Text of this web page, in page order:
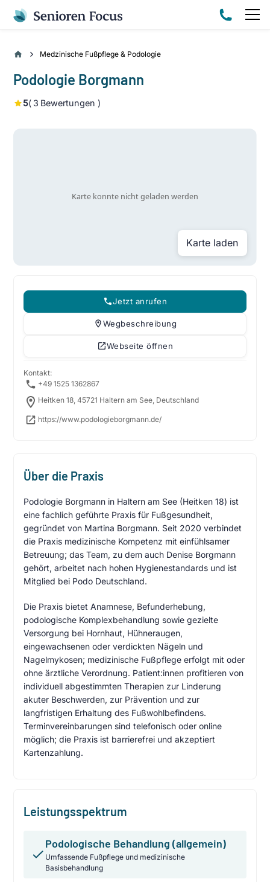
Medzinische Fußpflege & Podologie
Podologie Borgmann
5( 3 Bewertungen )
Karte laden
Jetzt anrufen
Wegbeschreibung
Webseite öffnen
Kontakt:
+49 1525 1362867
Heitken 18, 45721 Haltern am See, Deutschland
https://www.podologieborgmann.de/
Über die Praxis
Podologie Borgmann in Haltern am See (Heitken 18) ist
eine fachlich geführte Praxis für Fußgesundheit,
gegründet von Martina Borgmann. Seit 2020 verbindet
die Praxis medizinische Kompetenz mit einfühlsamer
Betreuung; das Team, zu dem auch Denise Borgmann
gehört, arbeitet nach hohen Hygienestandards und ist
Mitglied bei Podo Deutschland.
Die Praxis bietet Anamnese, Befunderhebung,
podologische Komplexbehandlung sowie gezielte
Versorgung bei Hornhaut, Hühneraugen,
eingewachsenen oder verdickten Nägeln und
Nagelmykosen; medizinische Fußpflege erfolgt mit oder
ohne ärztliche Verordnung. Patient:innen profitieren von
individuell abgestimmten Therapien zur Linderung
akuter Beschwerden, zur Prävention und zur
langfristigen Erhaltung des Fußwohlbefindens.
Terminvereinbarungen sind telefonisch oder online
möglich; die Praxis ist barrierefrei und akzeptiert
Kartenzahlung.
Leistungsspektrum
Podologische Behandlung (allgemein)
Umfassende Fußpflege und medizinische
Basisbehandlung